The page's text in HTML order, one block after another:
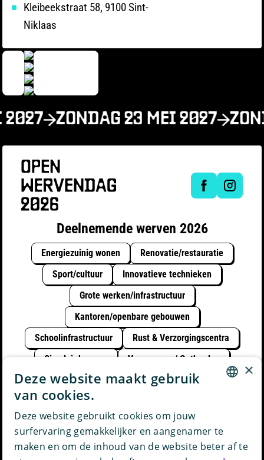
Kleibeekstraat 58, 9100 Sint-
Niklaas
2027 ZONDAG 23 MEI 2027
Deelnemende werven 2026
Energiezuinig wonen
Renovatie/restauratie
Sport/cultuur
Innovatieve technieken
Grote werken/infrastructuur
Kantoren/openbare gebouwen
Schoolinfrastructuur
Rust & Verzorgingscentra
Circulair bouwen
Vergroenen / Ontharden
Duurzaam met water
powered by
ENGLISH
FRENCH
×
Deze website maakt gebruik
van cookies.
Deze website gebruikt cookies om jouw
surfervaring gemakkelijker en aangenamer te
maken en om de inhoud van de website beter af te